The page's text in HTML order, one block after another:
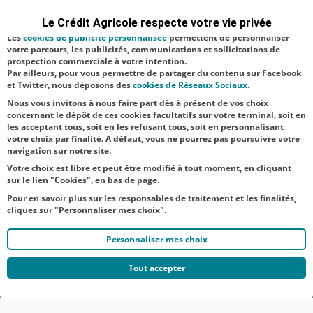
statue de
Bacchus, dieu
du vin dans la
mythologie
rom...
Le Crédit Agricole respecte votre vie privée
satisfaction facultatifs.
Lescookies de publicité personnalisée permettent de personnaliser
votre parcours, les publicités, communications et sollicitations de
prospection commerciale à votre intention.
Par ailleurs, pour vous permettre de partager du contenu sur Facebook
et Twitter, nous déposons descookies de Réseaux Sociaux.
Nous vous invitons à nous faire part dès à présent de vos choix
concernant le dépôt de ces cookies facultatifs sur votre terminal, soit en
les acceptant tous, soit en les refusant tous, soit en personnalisant
votre choix par finalité. A défaut, vous ne pourrez pas poursuivre votre
navigation sur notre site.
Votre choix est libre et peut être modifié à tout moment, en cliquant
sur le lien "Cookies", en bas de page.
Pour en savoir plus sur les responsables de traitement et les finalités,
cliquez sur "Personnaliser mes choix".
Personnaliser mes choix
Tout accepter